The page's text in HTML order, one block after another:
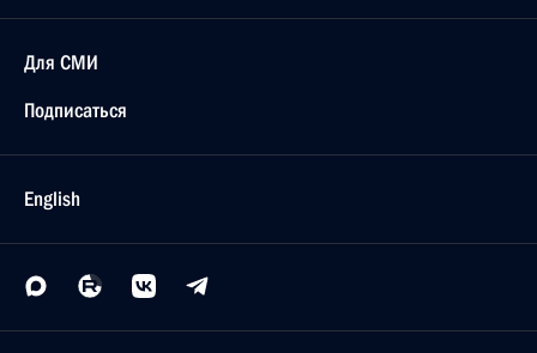
Для СМИ
Подписаться
English